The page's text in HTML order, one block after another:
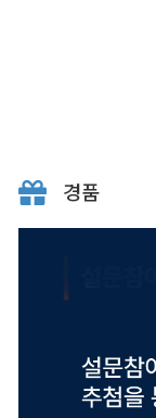
경품